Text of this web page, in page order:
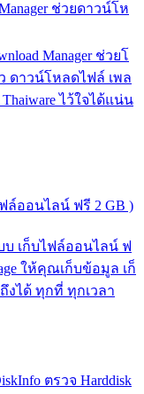
ช่วยดาวน์โห
Manager ช่วยโ
ดาวน์โหลดไฟล์ เพล
ไว้ใจได้แน่น
ล์ออนไลน์ ฟรี 2 GB )
บ เก็บไฟล์ออนไลน์ ฟ
ให้คุณเก็บข้อมูล เก็
งได้ ทุกที่ ทุกเวลา
ตรวจ Harddisk